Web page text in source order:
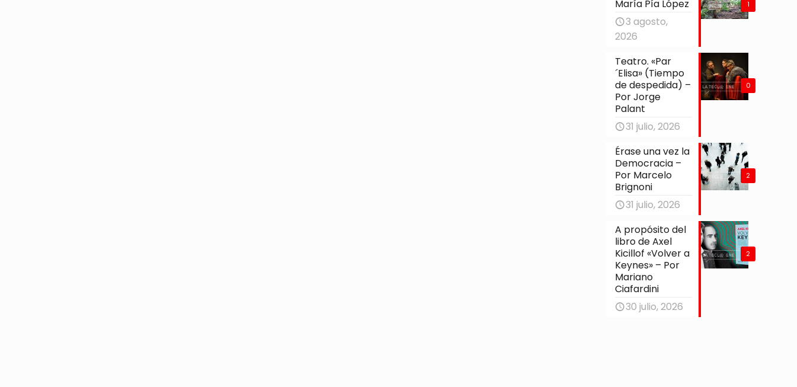
1
María Pía López
3 agosto,
2026
0
Teatro. «Par
´Elisa» (Tiempo
de despedida) –
Por Jorge
Palant
31 julio, 2026
2
Érase una vez la
Democracia –
Por Marcelo
Brignoni
31 julio, 2026
2
A propósito del
libro de Axel
Kicillof «Volver a
Keynes» – Por
Mariano
Ciafardini
30 julio, 2026